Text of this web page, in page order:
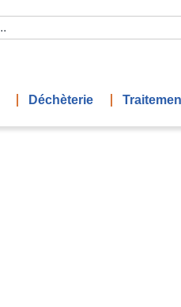
Déchèterie